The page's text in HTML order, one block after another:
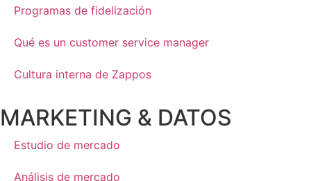
Programas de fidelización
Qué es un customer service manager
Cultura interna de Zappos
MARKETING & DATOS
Estudio de mercado
Análisis de mercado